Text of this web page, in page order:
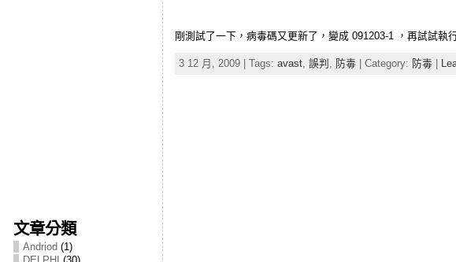
文章分類
Andriod (1)
剛測試了一下，病毒碼又更新了，變成 091203-1 ，再試試
3 12 月, 2009 | Tags: avast, 誤判 防毒| Category: 防毒|